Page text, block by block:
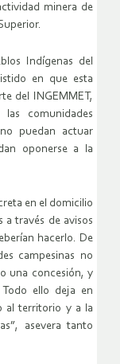
minera de
Indígenas del
en que esta
del INGEMMET,
comunidades
puedan actuar
oponerse a la
en el domicilio
a través de avisos
hacerlo. De
campesinas no
una concesión, y
ello deja en
al territorio y a la
asevera tanto